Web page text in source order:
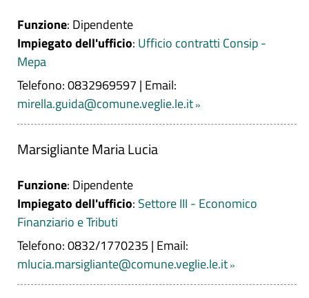
Funzione: Dipendente
Impiegato dell'ufficio: Ufficio contratti Consip -
Mepa
Telefono: 0832969597 | Email:
mirella.guida@comune.veglie.le.it
Marsigliante Maria Lucia
Funzione: Dipendente
Impiegato dell'ufficio: Settore III - Economico
Finanziario e Tributi
Telefono: 0832/1770235 | Email:
mlucia.marsigliante@comune.veglie.le.it